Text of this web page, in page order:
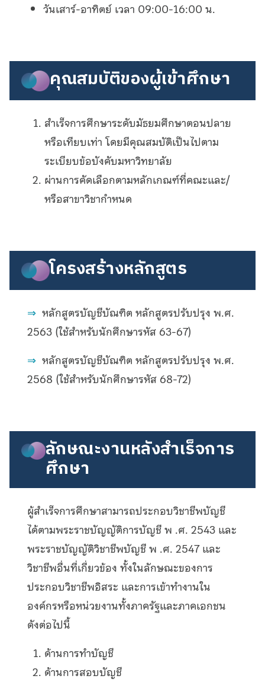
วันเสาร์-อาทิตย์ เวลา 09:00-16:00 น.
คุณสมบัติของผู้เข้าศึกษา
สำเร็จการศึกษาระดับมัธยมศึกษาตอนปลาย
หรือเทียบเท่า โดยมีคุณสมบัติเป็นไปตาม
ระเบียบข้อบังคับมหาวิทยาลัย
ผ่านการคัดเลือกตามหลักเกณฑ์ที่คณะและ/
หรือสาขาวิชากำหนด
โครงสร้างหลักสูตร
⇒ หลักสูตรบัญชีบัณฑิต หลักสูตรปรับปรุง พ.ศ.
2563 (ใช้สำหรับนักศึกษารหัส 63-67)
⇒ หลักสูตรบัญชีบัณฑิต หลักสูตรปรับปรุง พ.ศ.
2568 (ใช้สำหรับนักศึกษารหัส 68-72)
ลักษณะงานหลังสำเร็จการ
ศึกษา
ผู้สำเร็จการศึกษาสามารถประกอบวิชาชีพบัญชี
ได้ตามพระราชบัญญัติการบัญชี พ .ศ. 2543 และ
พระราชบัญญัติวิชาชีพบัญชี พ .ศ. 2547 และ
วิชาชีพอื่นที่เกี่ยวข้อง ทั้งในลักษณะของการ
ประกอบวิชาชีพอิสระ และการเข้าทำงานใน
องค์กรหรือหน่วยงานทั้งภาครัฐและภาคเอกชน
ดังต่อไปนี้
ด้านการทำบัญชี
ด้านการสอบบัญชี